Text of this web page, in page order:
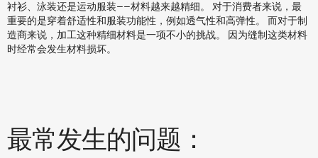
衬衫、泳装还是运动服装——材料越来越精细。 对于消费者来说，最
重要的是穿着舒适性和服装功能性，例如透气性和高弹性。 而对于制
造商来说，加工这种精细材料是一项不小的挑战。 因为缝制这类材料
时经常会发生材料损坏。
最常发生的问题：